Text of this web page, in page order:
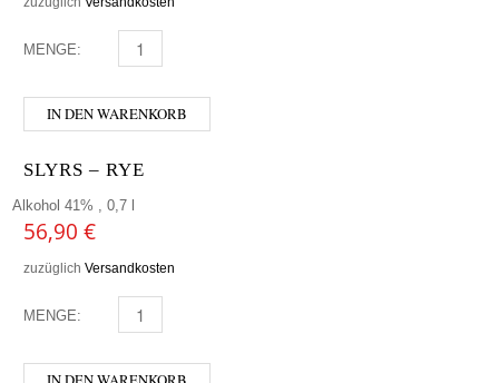
MENGE: CAPEL - PISCO RESERVADO MENGE
IN DEN WARENKORB
SLYRS – RYE
Alkohol 41% , 0,7 l
56,90 €
zuzüglich Versandkosten
MENGE: SLYRS - RYE MENGE